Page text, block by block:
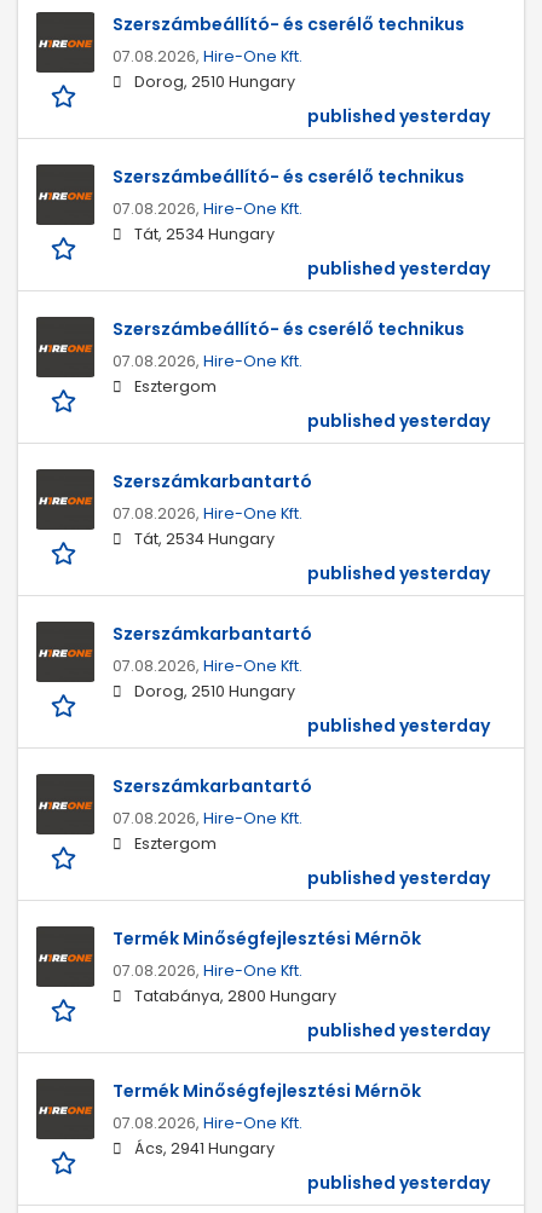
Szerszámbeállító- és cserélő technikus
07.08.2026, Hire-One Kft.
Dorog, 2510 Hungary
published yesterday
Szerszámbeállító- és cserélő technikus
07.08.2026, Hire-One Kft.
Tát, 2534 Hungary
published yesterday
Szerszámbeállító- és cserélő technikus
07.08.2026, Hire-One Kft.
Esztergom
published yesterday
Szerszámkarbantartó
07.08.2026, Hire-One Kft.
Tát, 2534 Hungary
published yesterday
Szerszámkarbantartó
07.08.2026, Hire-One Kft.
Dorog, 2510 Hungary
published yesterday
Szerszámkarbantartó
07.08.2026, Hire-One Kft.
Esztergom
published yesterday
Termék Minőségfejlesztési Mérnök
07.08.2026, Hire-One Kft.
Tatabánya, 2800 Hungary
published yesterday
Termék Minőségfejlesztési Mérnök
07.08.2026, Hire-One Kft.
Ács, 2941 Hungary
published yesterday